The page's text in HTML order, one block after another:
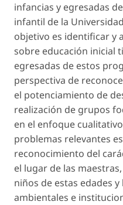
infancias y egresadas
infantil de la
objetivo es identificar y
sobre educación inicial
egresadas de estos
perspectiva de
el potenciamiento de
realización de grupos
en el enfoque
problemas relevantes
reconocimiento del
el lugar de las
niños de estas edades
ambientales e